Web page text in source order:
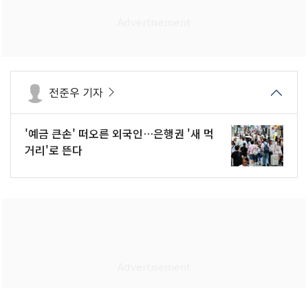
전준우 기자
'예금 큰손' 떠오른 외국인…은행권 '새 먹
거리'로 뜬다